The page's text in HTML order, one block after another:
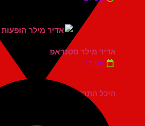
היכל התרבות כפר סבא
אדיר מילר סטנדאפ
יום ד'